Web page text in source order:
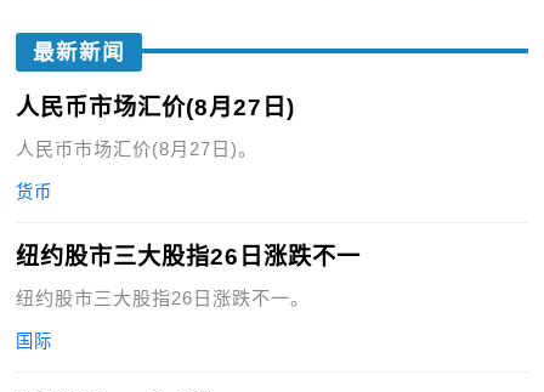
最新新闻
人民币市场汇价(8月27日)
人民币市场汇价(8月27日)。
货币
纽约股市三大股指26日涨跌不一
纽约股市三大股指26日涨跌不一。
国际